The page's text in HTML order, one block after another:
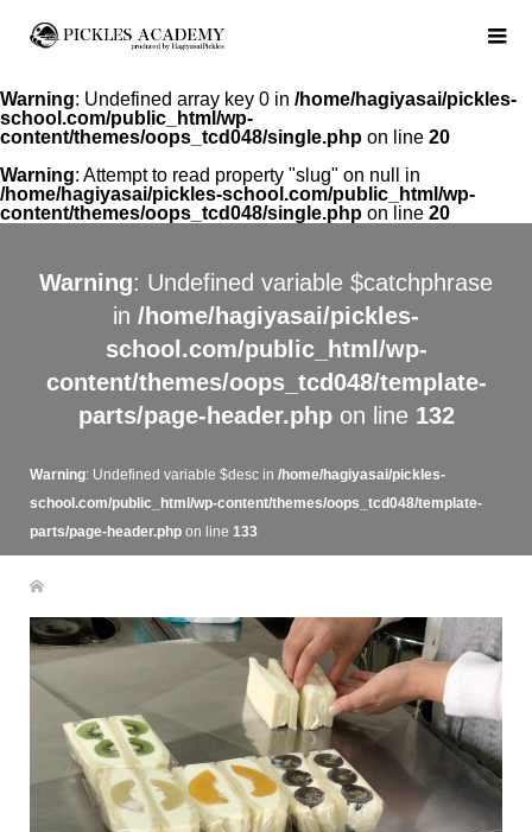
Warning: Undefined array key 0 in /home/hagiyasai/pickles-
school.com/public_html/wp-
content/themes/oops_tcd048/single.php on line 20
Warning: Attempt to read property "slug" on null in
/home/hagiyasai/pickles-school.com/public_html/wp-
content/themes/oops_tcd048/single.php on line 20
Warning: Undefined variable $catchphrase
in /home/hagiyasai/pickles-
school.com/public_html/wp-
content/themes/oops_tcd048/template-
parts/page-header.phpon line 132
Warning: Undefined variable $desc in /home/hagiyasai/pickles-
school.com/public_html/wp-content/themes/oops_tcd048/template-
parts/page-header.phpon line 133